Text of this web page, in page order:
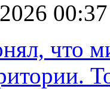
00:37
что